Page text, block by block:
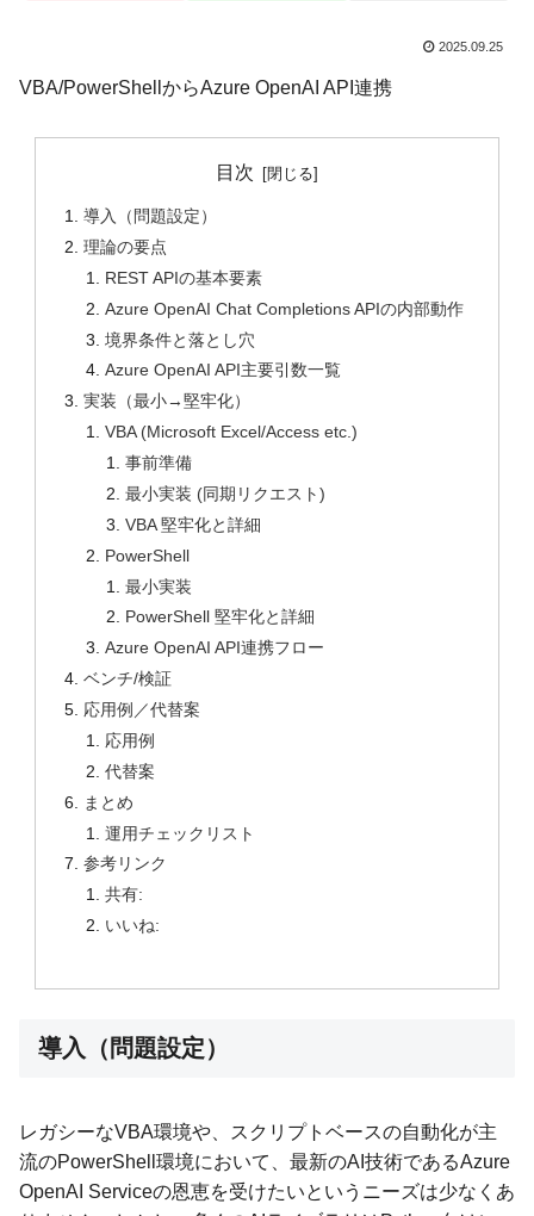
2025.09.25
VBA/PowerShellからAzure OpenAI API連携
目次
導入（問題設定）
理論の要点
REST APIの基本要素
Azure OpenAI Chat Completions APIの内部動作
境界条件と落とし穴
Azure OpenAI API主要引数一覧
実装（最小→堅牢化）
VBA (Microsoft Excel/Access etc.)
事前準備
最小実装 (同期リクエスト)
VBA 堅牢化と詳細
PowerShell
最小実装
PowerShell 堅牢化と詳細
Azure OpenAI API連携フロー
ベンチ/検証
応用例／代替案
応用例
代替案
まとめ
運用チェックリスト
参考リンク
共有:
いいね:
導入（問題設定）
レガシーなVBA環境や、スクリプトベースの自動化が主
流のPowerShell環境において、最新のAI技術であるAzure
OpenAI Serviceの恩恵を受けたいというニーズは少なくあ